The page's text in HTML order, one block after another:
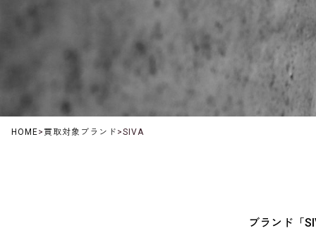
HOME> 買取対象ブランド >SIVA
ブランド「